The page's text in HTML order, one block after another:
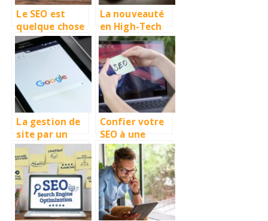
Le SEO est
quelque chose
qui a son poids
sur votre
La nouveauté
en High-Tech
pour cette
année 2020
La gestion de
site par un
référenceur
professionnel,
comment ça
marche ?
Confier votre
SEO à une
équipe
d’experts